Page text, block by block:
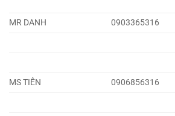
MR DANH
0903365316
MS TIÊN
0906856316